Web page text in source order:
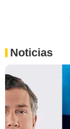
Noticias